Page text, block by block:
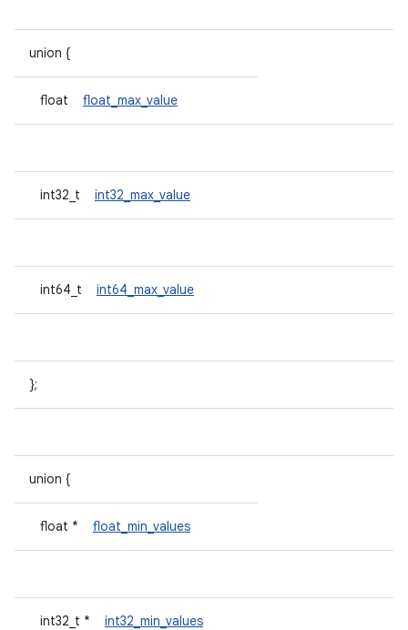
union {
float float_max_value
int32_t int32_max_value
int64_t int64_max_value
};
union {
float * float_min_values
int32_t * int32_min_values